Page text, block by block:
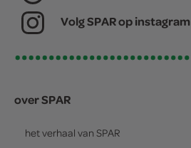
Volg SPAR op instagram
over SPAR
het verhaal van SPAR